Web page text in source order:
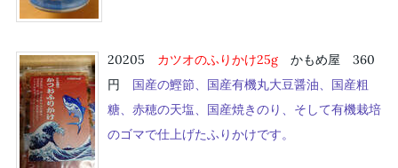
20205 カツオのふりかけ25gかもめ屋 360
円
国産の鰹節、国産有機丸大豆醤油、国産粗
糖、赤穂の天塩、国産焼きのり、そして有機栽培
のゴマで仕上げたふりかけです。